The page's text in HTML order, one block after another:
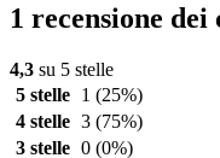
1 recensione
4,3 su 5 stelle
5 stelle
1 (25%)
4 stelle 3 (75%)
3 stelle 0 (0%)